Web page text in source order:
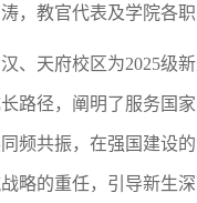
，教官代表及学院各
、天府校区为2025级
路径，阐明了服务国
频共振，在强国建设
略的重任，引导新生